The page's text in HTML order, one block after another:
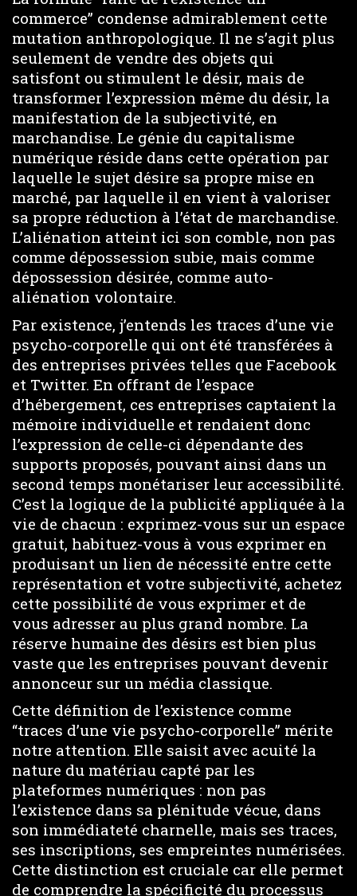
commerce” condense admirablement cette
mutation anthropologique. Il ne s’agit plus
seulement de vendre des objets qui
satisfont ou stimulent le désir, mais de
transformer l’expression même du désir, la
manifestation de la subjectivité, en
marchandise. Le génie du capitalisme
numérique réside dans cette opération par
laquelle le sujet désire sa propre mise en
marché, par laquelle il en vient à valoriser
sa propre réduction à l’état de marchandise.
L’aliénation atteint ici son comble, non pas
comme dépossession subie, mais comme
dépossession désirée, comme auto-
aliénation volontaire.
Par existence, j’entends les traces d’une vie
psycho-corporelle qui ont été transférées à
des entreprises privées telles que Facebook
et Twitter. En offrant de l’espace
d’hébergement, ces entreprises captaient la
mémoire individuelle et rendaient donc
l’expression de celle-ci dépendante des
supports proposés, pouvant ainsi dans un
second temps monétariser leur accessibilité.
C’est la logique de la publicité appliquée à la
vie de chacun : exprimez-vous sur un espace
gratuit, habituez-vous à vous exprimer en
produisant un lien de nécessité entre cette
représentation et votre subjectivité, achetez
cette possibilité de vous exprimer et de
vous adresser au plus grand nombre. La
réserve humaine des désirs est bien plus
vaste que les entreprises pouvant devenir
annonceur sur un média classique.
Cette définition de l’existence comme
“traces d’une vie psycho-corporelle” mérite
notre attention. Elle saisit avec acuité la
nature du matériau capté par les
plateformes numériques : non pas
l’existence dans sa plénitude vécue, dans
son immédiateté charnelle, mais ses traces,
ses inscriptions, ses empreintes numérisées.
Cette distinction est cruciale car elle permet
de comprendre la spécificité du processus